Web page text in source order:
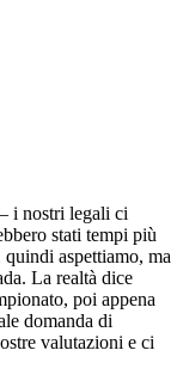
– i nostri legali ci
stati tempi più
aspettiamo, ma
La realtà dice
poi appena
domanda di
valutazioni e ci